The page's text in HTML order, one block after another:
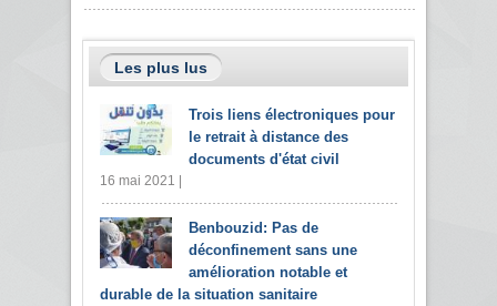
Les plus lus
Trois liens électroniques pour
le retrait à distance des
documents d'état civil
16 mai 2021 |
Benbouzid: Pas de
déconfinement sans une
amélioration notable et
durable de la situation sanitaire